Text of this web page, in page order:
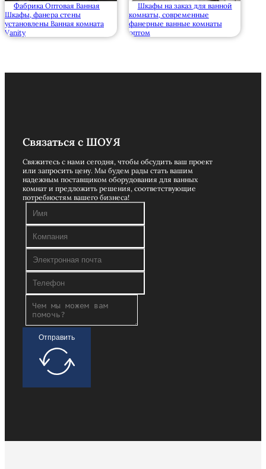
Фабрика Оптовая Ванная
Шкафы, фанера стены
установлены Ванная комната
Vanity
Шкафы на заказ для ванной
комнаты, современные
фанерные ванные комнаты
оптом
Связаться с ШОУЯ
Свяжитесь с нами сегодня, чтобы обсудить ваш проект
или запросить цену. Мы будем рады стать вашим
надежным поставщиком оборудования для ванных
комнат и предложить решения, соответствующие
потребностям вашего бизнеса!
Отправить